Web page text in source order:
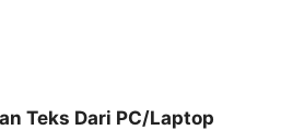
Teks Dari PC/Laptop